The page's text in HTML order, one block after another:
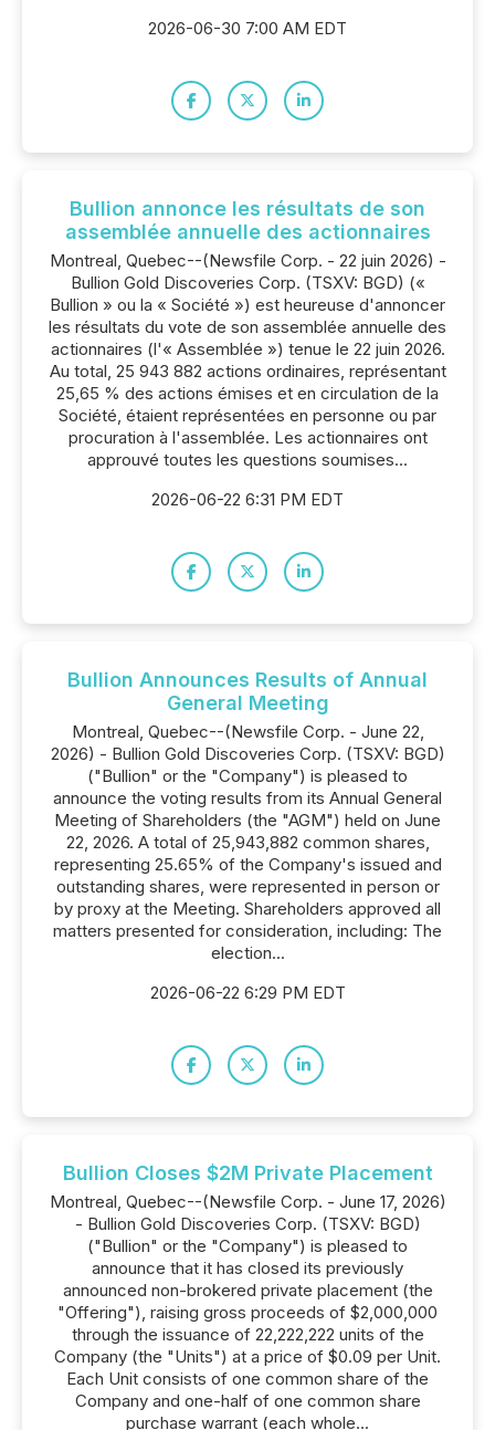
2026-06-30 7:00 AM EDT
Bullion annonce les résultats de son
assemblée annuelle des actionnaires
Montreal, Quebec--(Newsfile Corp. - 22 juin 2026) -
Bullion Gold Discoveries Corp. (TSXV: BGD) («
Bullion » ou la « Société ») est heureuse d'annoncer
les résultats du vote de son assemblée annuelle des
actionnaires (l'« Assemblée ») tenue le 22 juin 2026.
Au total, 25 943 882 actions ordinaires, représentant
25,65 % des actions émises et en circulation de la
Société, étaient représentées en personne ou par
procuration à l'assemblée. Les actionnaires ont
approuvé toutes les questions soumises...
2026-06-22 6:31 PM EDT
Bullion Announces Results of Annual
General Meeting
Montreal, Quebec--(Newsfile Corp. - June 22,
2026) - Bullion Gold Discoveries Corp. (TSXV: BGD)
("Bullion" or the "Company") is pleased to
announce the voting results from its Annual General
Meeting of Shareholders (the "AGM") held on June
22, 2026. A total of 25,943,882 common shares,
representing 25.65% of the Company's issued and
outstanding shares, were represented in person or
by proxy at the Meeting. Shareholders approved all
matters presented for consideration, including: The
election...
2026-06-22 6:29 PM EDT
Bullion Closes $2M Private Placement
Montreal, Quebec--(Newsfile Corp. - June 17, 2026)
- Bullion Gold Discoveries Corp. (TSXV: BGD)
("Bullion" or the "Company") is pleased to
announce that it has closed its previously
announced non-brokered private placement (the
"Offering"), raising gross proceeds of $2,000,000
through the issuance of 22,222,222 units of the
Company (the "Units") at a price of $0.09 per Unit.
Each Unit consists of one common share of the
Company and one-half of one common share
purchase warrant (each whole...